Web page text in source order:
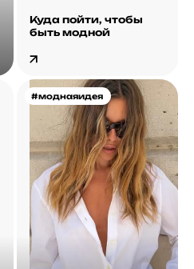
Куда пойти, чтобы
быть модной
#моднаяидея